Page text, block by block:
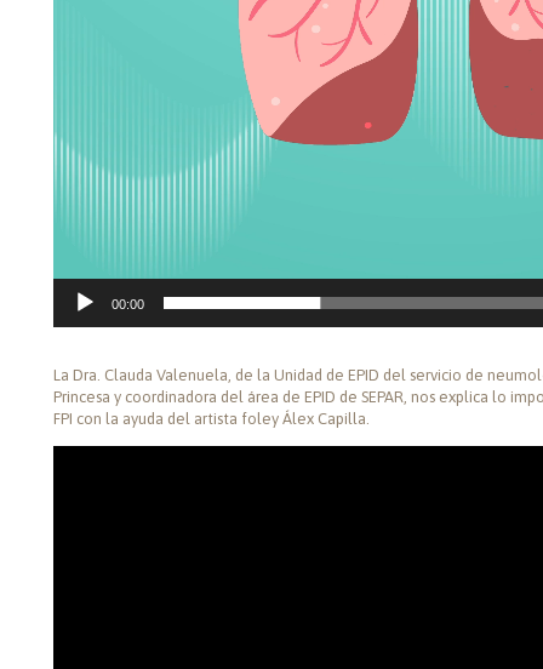
00:00
La Dra. Clauda Valenuela, de la Unidad de EPID del servicio de
Princesa y coordinadora del área de EPID de SEPAR, nos explica lo
FPI con la ayuda del artista foley Álex Capilla.